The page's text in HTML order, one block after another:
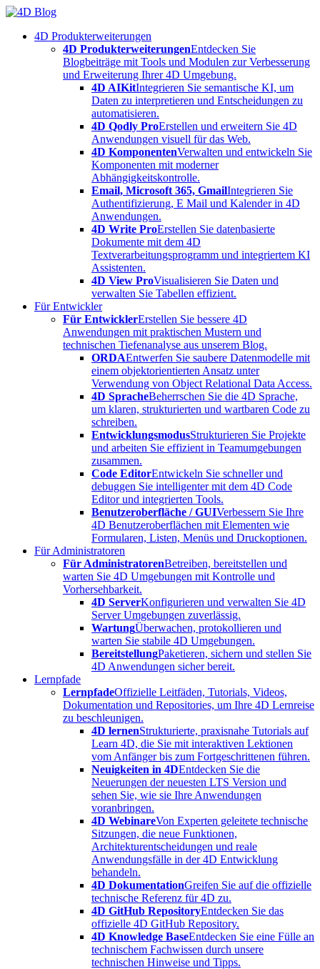
Skip
content4D Produkterweiterungen
4D ProdukterweiterungenEntdecken Sie
Blogbeiträge mit Tools und Modulen zur Verbesserung
und Erweiterung Ihrer 4D Umgebung.
4D AIKitIntegrieren Sie semantische KI, um
Daten zu interpretieren und Entscheidungen zu
automatisieren.
4D Qodly ProErstellen und erweitern Sie 4D
Anwendungen visuell für das Web.
4D KomponentenVerwalten und entwickeln Sie
Komponenten mit moderner
Abhängigkeitskontrolle.
Email, Microsoft 365, GmailIntegrieren Sie
Authentifizierung, E Mail und Kalender in 4D
Anwendungen.
4D Write ProErstellen Sie datenbasierte
Dokumente mit dem 4D
Textverarbeitungsprogramm und integriertem KI
Assistenten.
4D View ProVisualisieren Sie Daten und
verwalten Sie Tabellen effizient.
Für Entwickler
Für EntwicklerErstellen Sie bessere 4D
Anwendungen mit praktischen Mustern und
technischen Tiefenanalyse aus unserem Blog.
ORDAEntwerfen Sie saubere Datenmodelle mit
einem objektorientierten Ansatz unter
Verwendung von Object Relational Data Access.
4D SpracheBeherrschen Sie die 4D Sprache,
um klaren, strukturierten und wartbaren Code zu
schreiben.
EntwicklungsmodusStrukturieren Sie Projekte
und arbeiten Sie effizient in Teamumgebungen
zusammen.
Code EditorEntwickeln Sie schneller und
debuggen Sie intelligenter mit dem 4D Code
Editor und integrierten Tools.
Benutzeroberfläche / GUIVerbessern Sie Ihre
4D Benutzeroberflächen mit Elementen wie
Formularen, Listen, Menüs und Druckoptionen.
Für Administratoren
Für AdministratorenBetreiben, bereitstellen und
warten Sie 4D Umgebungen mit Kontrolle und
Vorhersehbarkeit.
4D ServerKonfigurieren und verwalten Sie 4D
Server Umgebungen zuverlässig.
WartungÜberwachen, protokollieren und
warten Sie stabile 4D Umgebungen.
BereitstellungPaketieren, sichern und stellen Sie
4D Anwendungen sicher bereit.
Lernpfade
LernpfadeOffizielle Leitfäden, Tutorials, Videos,
Dokumentation und Repositories, um Ihre 4D Lernreise
zu beschleunigen.
4D lernenStrukturierte, praxisnahe Tutorials auf
Learn 4D, die Sie mit interaktiven Lektionen
vom Anfänger bis zum Fortgeschrittenen führen.
Neuigkeiten in 4DEntdecken Sie die
Neuerungen der neuesten LTS Version und
sehen Sie, wie sie Ihre Anwendungen
voranbringen.
4D WebinareVon Experten geleitete technische
Sitzungen, die neue Funktionen,
Architekturentscheidungen und reale
Anwendungsfälle in der 4D Entwicklung
behandeln.
4D DokumentationGreifen Sie auf die offizielle
technische Referenz für 4D zu.
4D GitHub RepositoryEntdecken Sie das
offizielle 4D GitHub Repository.
4D Knowledge BaseEntdecken Sie eine Fülle an
technischem Fachwissen durch unsere
technischen Hinweise und Tipps.